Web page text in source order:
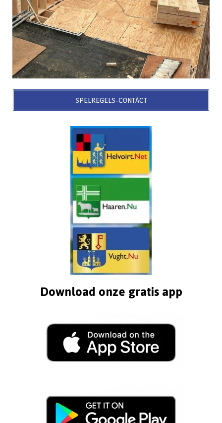
SPELREGELS-CONTACT
Download onze gratis app